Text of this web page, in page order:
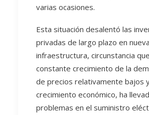
varias ocasiones.
Esta situación desalentó las
privadas de largo plazo en nueva
infraestructura, circunstancia
constante crecimiento de la
de precios relativamente bajos
crecimiento económico, ha
problemas en el suministro